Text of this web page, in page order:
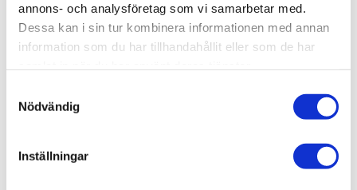
annons- och analysföretag som vi samarbetar med.
Dessa kan i sin tur kombinera informationen med annan
information som du har tillhandahållit eller som de har
Nödvändig
Inställningar
SKU /
artikelnummer:
56030177+80000686+80000675-
INR
Relaterade kategorier
Varumärken / INR /